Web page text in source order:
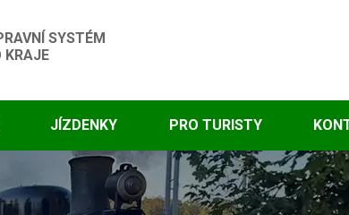
SYSTÉM
KRAJE
JÍZDENKY PRO TURISTY